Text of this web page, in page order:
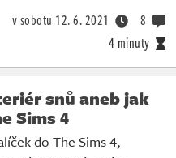
4 minuty
v sobotu 12. 6. 2021 8
snů aneb jak
Sims 4
do The Sims 4,